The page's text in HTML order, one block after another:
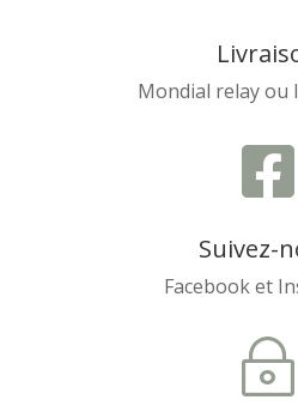
Mondial relay ou

Suivez-
Facebook et
~